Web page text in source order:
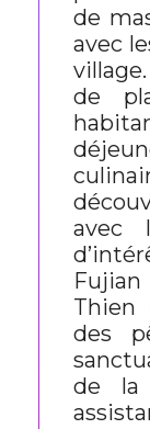
de
avec
de
avec
Thien
des
de la